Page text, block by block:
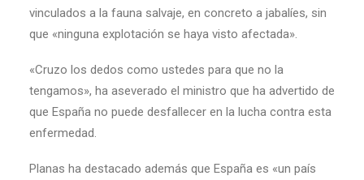
vinculados a la fauna salvaje, en concreto a jabalíes, sin
que «ninguna explotación se haya visto afectada».
«Cruzo los dedos como ustedes para que no la
tengamos», ha aseverado el ministro que ha advertido de
que España no puede desfallecer en la lucha contra esta
enfermedad.
Planas ha destacado además que España es «un país